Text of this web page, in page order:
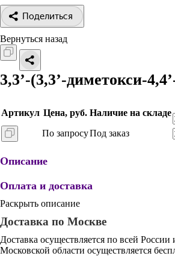
Поделиться
Вернуться назад
3,3’-(3,3’-диметокси-
Артикул Цена, руб. Наличие на складе
По запросуПод заказ
Описание
Оплата и доставка
Раскрыть описание
Доставка по Москве
Доставка осуществляется по всей
Московской области осуществляется